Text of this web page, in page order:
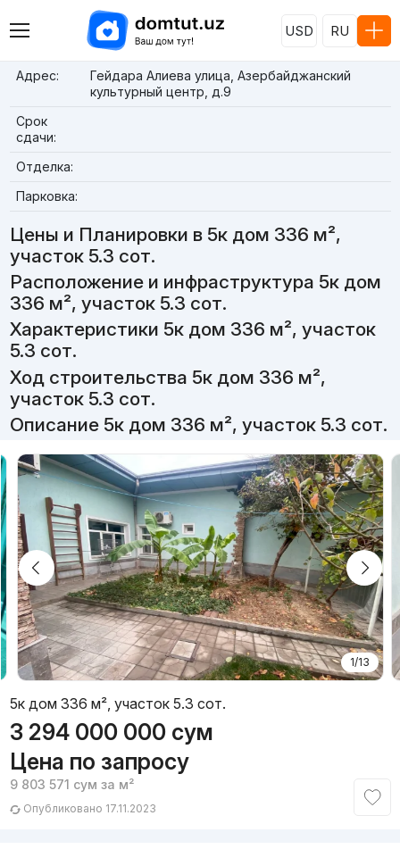
USD RU
Адрес:
Гейдара Алиева улица, Азербайджанский
культурный центр, д.9
Срок
сдачи:
Отделка:
Парковка:
Цены и Планировки в 5к дом 336 м²,
участок 5.3 сот.
Расположение и инфраструктура 5к дом
336 м², участок 5.3 сот.
Характеристики 5к дом 336 м², участок
5.3 сот.
Ход строительства 5к дом 336 м²,
участок 5.3 сот.
Описание 5к дом 336 м², участок 5.3 сот.
1/13
5к дом 336 м², участок 5.3 сот.
3 294 000 000 сум
Цена по запросу
9 803 571 сум за м²
Опубликовано 17.11.2023